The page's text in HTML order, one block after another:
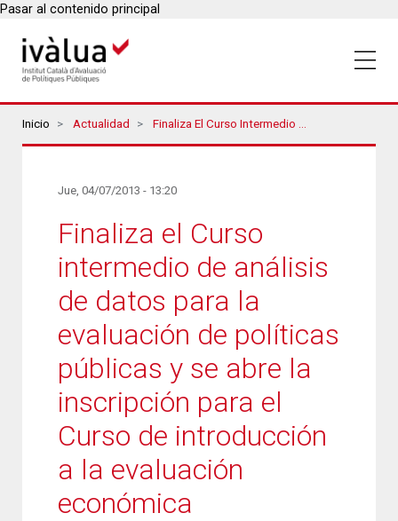
Pasar al contenido principal
Breadcrumbs
Inicio Actualidad Finaliza El Curso Intermedio De Análisis De Datos Para La Evaluación De Políticas Públicas Y Se Abre La Inscripción Para El Curso De Introducción A La Evaluación Económica
Jue, 04/07/2013 - 13:20
Finaliza el Curso
intermedio de análisis
de datos para la
evaluación de políticas
públicas y se abre la
inscripción para el
Curso de introducción
a la evaluación
económica